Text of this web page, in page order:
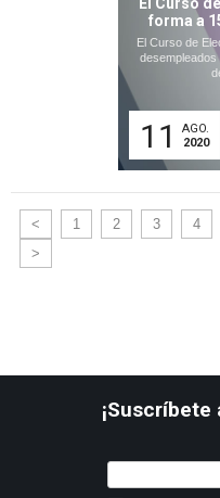
forma a
El Curso de
desempleados
11
AGO.
2020
< 1 2 3 4
>